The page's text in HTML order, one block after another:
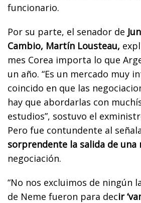
funcionario.
Por su parte, el senador de
Cambio, Martín Lousteau,
mes Corea importa lo que
un año. “Es un mercado muy
coincido en que las
hay que abordarlas con
estudios”, sostuvo el
Pero fue contundente al
sorprendente la salida de una
negociación.
“No nos excluimos de ningún
de Neme fueron para decir